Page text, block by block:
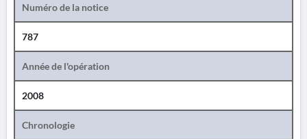
Numéro de la notice
787
Année de l'opération
2008
Chronologie